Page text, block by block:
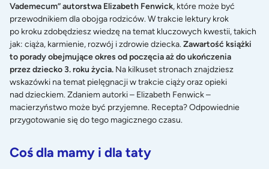
Vademecum” autorstwa Elizabeth Fenwick, które może być
przewodnikiem dla obojga rodziców. W trakcie lektury krok
po kroku zdobędziesz wiedzę na temat kluczowych kwestii, takich
jak: ciąża, karmienie, rozwój i zdrowie dziecka.Zawartość książki
to porady obejmujące okres od poczęcia aż do ukończenia
przez dziecko 3. roku życia. Na kilkuset stronach znajdziesz
wskazówki na temat pielęgnacji w trakcie ciąży oraz opieki
nad dzieckiem. Zdaniem autorki – Elizabeth Fenwick –
macierzyństwo może być przyjemne. Recepta? Odpowiednie
przygotowanie się do tego magicznego czasu.
Coś dla mamy i dla taty